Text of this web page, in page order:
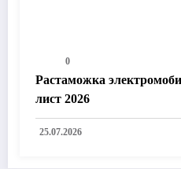
0
Растаможка
лист 2026
25.07.2026